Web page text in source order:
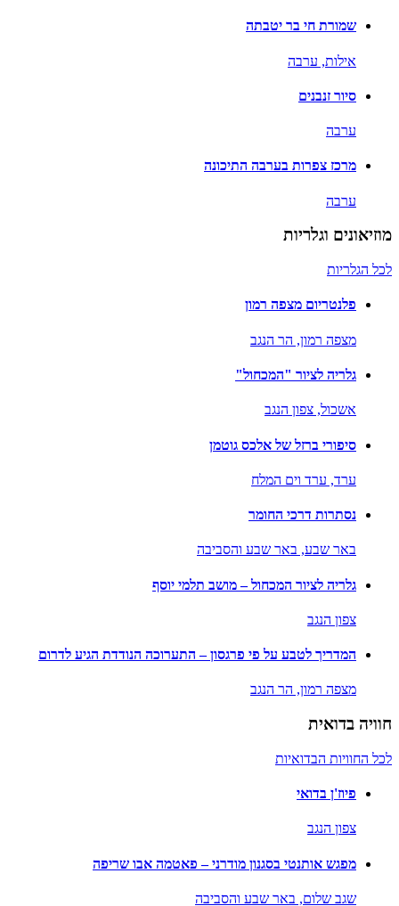
שמורת חי בר יטבתה
אילות, ערבה
סיור זנבנים
ערבה
מרכז צפרות בערבה התיכונה
ערבה
מוזיאונים וגלריות
לכל הגלריות
פלנטריום מצפה רמון
מצפה רמון, הר הנגב
גלריה לציור "המכחול"
אשכול, צפון הנגב
סיפורי ברזל של אלכס גוטמן
ערד, ערד וים המלח
נסתרות דרכי החומר
באר שבע, באר שבע והסביבה
גלריה לציור המכחול – מושב תלמי יוסף
צפון הנגב
המדריך לטבע על פי פרגסון – התערוכה הנודדת הגיע לדרום
מצפה רמון, הר הנגב
חוויה בדואית
לכל החוויות הבדואיות
פיוז'ן בדואי
צפון הנגב
מפגש אותנטי בסגנון מודרני – פאטמה אבו שריפה
שגב שלום, באר שבע והסביבה